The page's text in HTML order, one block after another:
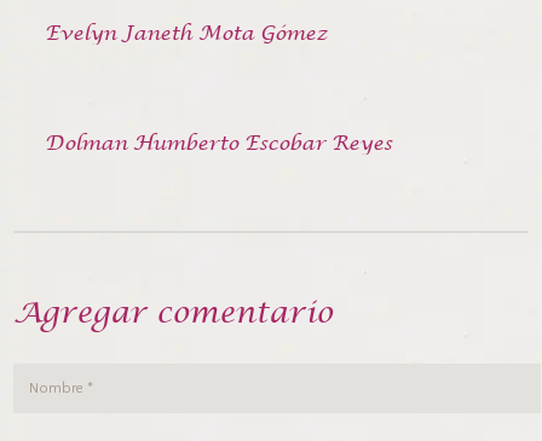
Evelyn Janeth Mota Gómez
Dolman Humberto Escobar Reyes
Agregar comentario